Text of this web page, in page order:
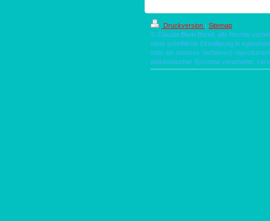
Druckversion | Sitemap
© Claudia Blum-Borell, alle Rechte
ohne schriftliche Einwilligung in
oder ein anderes Verfahren)
elektronischer Systeme verarbeitet,